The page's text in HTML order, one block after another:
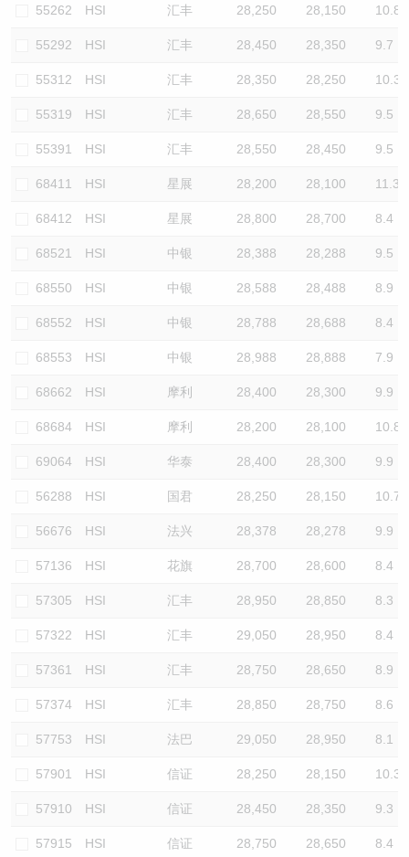
55262 HSI 汇丰 28,250 28,150 10.8
55292 HSI 汇丰 28,450 28,350 9.7
55312 HSI 汇丰 28,350 28,250 10.3
55319 HSI 汇丰 28,650 28,550 9.5
55391 HSI 汇丰 28,550 28,450 9.5
68411 HSI 星展 28,200 28,100 11.3
68412 HSI 星展 28,800 28,700 8.4
68521 HSI 中银 28,388 28,288 9.5
68550 HSI 中银 28,588 28,488 8.9
68552 HSI 中银 28,788 28,688 8.4
68553 HSI 中银 28,988 28,888 7.9
68662 HSI 摩利 28,400 28,300 9.9
68684 HSI 摩利 28,200 28,100 10.8
69064 HSI 华泰 28,400 28,300 9.9
56288 HSI 国君 28,250 28,150 10.7
56676 HSI 法兴 28,378 28,278 9.9
57136 HSI 花旗 28,700 28,600 8.4
57305 HSI 汇丰 28,950 28,850 8.3
57322 HSI 汇丰 29,050 28,950 8.4
57361 HSI 汇丰 28,750 28,650 8.9
57374 HSI 汇丰 28,850 28,750 8.6
57753 HSI 法巴 29,050 28,950 8.1
57901 HSI 信证 28,250 28,150 10.3
57910 HSI 信证 28,450 28,350 9.3
57915 HSI 信证 28,750 28,650 8.4